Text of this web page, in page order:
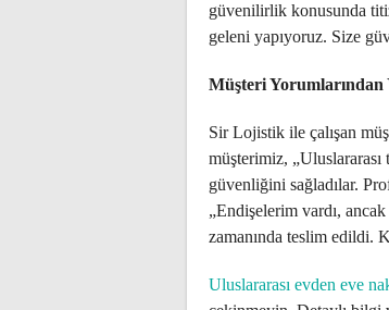
güvenilirlik konusunda
geleni yapıyoruz. Size
Müşteri Yorumlarından
Sir Lojistik ile çalışan
müşterimiz, „Uluslararası
güvenliğini sağladılar.
„Endişelerim vardı,
zamanında teslim edildi.
Uluslararası evden eve